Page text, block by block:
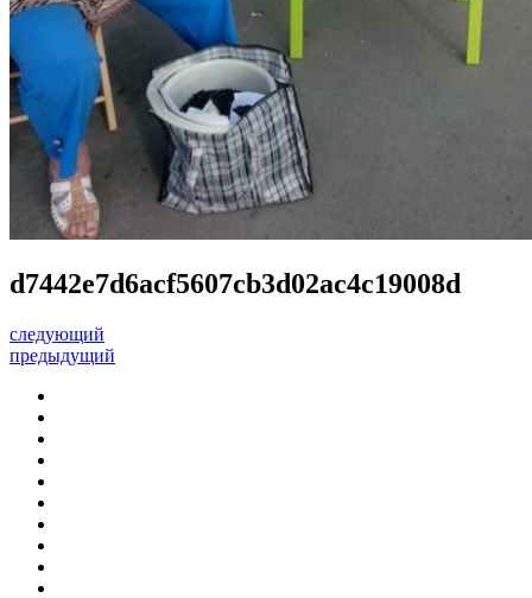
d7442e7d6acf5607cb3d02ac4c19008d
следующий
предыдущий